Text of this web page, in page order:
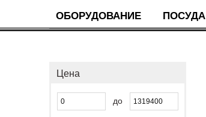
ОБОРУДОВАНИЕ ПОСУДА
Цена
до